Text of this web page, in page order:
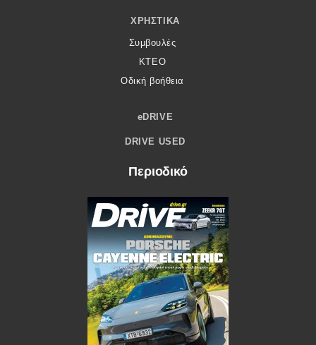
ΧΡΗΣΤΙΚΆ
Συμβουλές
ΚΤΕΟ
Οδική βοήθεια
eDRIVE
DRIVE USED
Περιοδικό